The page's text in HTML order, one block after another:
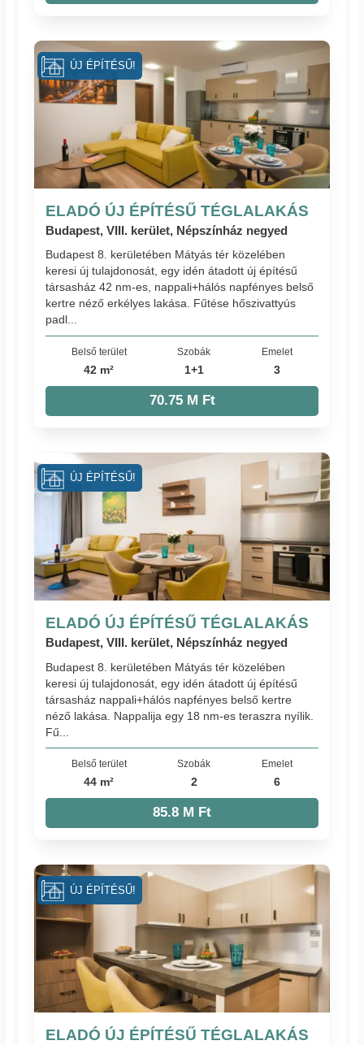
ELADÓ ÚJ ÉPÍTÉSŰ TÉGLALAKÁS
Budapest, VIII. kerület, Népszínház negyed
Budapest 8. kerületében Mátyás tér közelében
keresi új tulajdonosát, egy idén átadott új építésű
társasház 42 nm-es, nappali+hálós napfényes belső
kertre néző erkélyes lakása. Fűtése hőszivattyús
padl...
Belső terület
42 m²
Szobák
1+1
Emelet
3
70.75 M Ft
ÚJ ÉPÍTÉSŰ!
ELADÓ ÚJ ÉPÍTÉSŰ TÉGLALAKÁS
Budapest, VIII. kerület, Népszínház negyed
Budapest 8. kerületében Mátyás tér közelében
keresi új tulajdonosát, egy idén átadott új építésű
társasház nappali+hálós napfényes belső kertre
néző lakása. Nappalija egy 18 nm-es teraszra nyílik.
Fű...
Belső terület
44 m²
Szobák
2
Emelet
6
85.8 M Ft
ÚJ ÉPÍTÉSŰ!
ELADÓ ÚJ ÉPÍTÉSŰ TÉGLALAKÁS
ÚJ ÉPÍTÉSŰ!